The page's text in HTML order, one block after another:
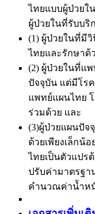
ไทยแบบผู้ป่วยใ
ผู้ป่วยในที่รับบริ
(1) ผู้ป่วยในที่มี
ไทยและรักษาด้
(2) ผู้ป่วยในที่แ
ปัจจุบัน แต่มีโร
แพทย์แผนไทย
ร่วมด้วย และ
(3)ผู้ป่วยแผนปัจ
ด้วยเพียงเล็กน้
ไทยเป็นตัวแปร
ปรับค่ามาตรฐา
คำนวณค่าน้ำหนั